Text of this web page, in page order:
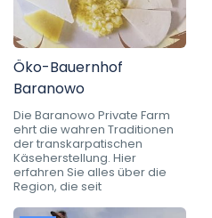
Öko-Bauernhof
Baranowo
Die Baranowo Private Farm
ehrt die wahren Traditionen
der transkarpatischen
Käseherstellung. Hier
erfahren Sie alles über die
Region, die seit